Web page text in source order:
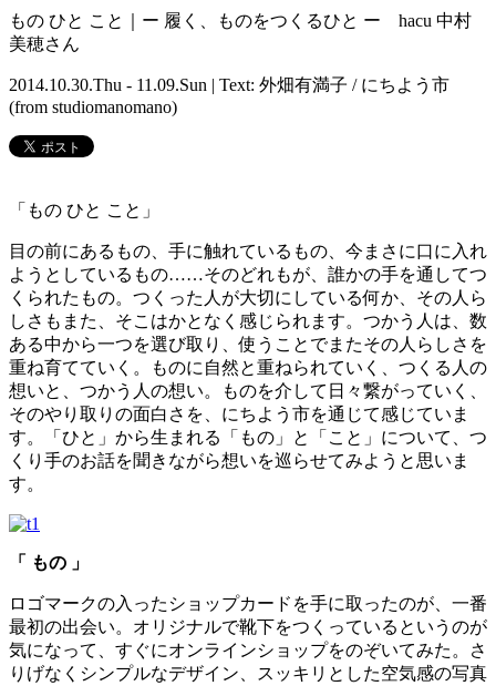
もの ひと こと｜ー 履く、ものをつくるひと ー hacu 中村
美穂さん
2014.10.30.Thu - 11.09.Sun | Text: 外畑有満子 / にちよう市
(from studiomanomano)
「もの ひと こと」
目の前にあるもの、手に触れているもの、今まさに口に入れ
ようとしているもの……そのどれもが、誰かの手を通してつ
くられたもの。つくった人が大切にしている何か、その人ら
しさもまた、そこはかとなく感じられます。つかう人は、数
ある中から一つを選び取り、使うことでまたその人らしさを
重ね育てていく。ものに自然と重ねられていく、つくる人の
想いと、つかう人の想い。ものを介して日々繋がっていく、
そのやり取りの面白さを、にちよう市を通じて感じていま
す。「ひと」から生まれる「もの」と「こと」について、つ
くり手のお話を聞きながら想いを巡らせてみようと思いま
す。
「 もの 」
ロゴマークの入ったショップカードを手に取ったのが、一番
最初の出会い。オリジナルで靴下をつくっているというのが
気になって、すぐにオンラインショップをのぞいてみた。さ
りげなくシンプルなデザイン、スッキリとした空気感の写真